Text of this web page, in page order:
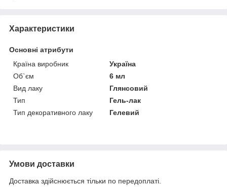
Характеристики
Основні атрибути
Країна виробник
Україна
Об`єм
6 мл
Вид лаку
Глянсовий
Тип
Гель-лак
Тип декоративного лаку
Гелевий
Умови доставки
Доставка здійснюється тільки по передоплаті.